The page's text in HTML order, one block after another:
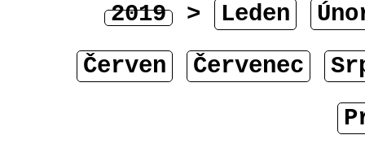
2019 > Leden
Červen
Červenec